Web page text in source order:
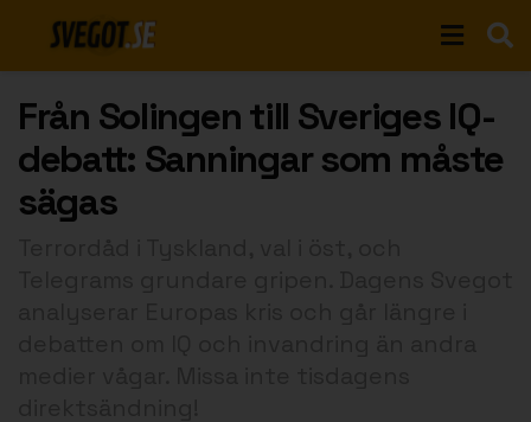
Från Solingen till Sveriges IQ-
debatt: Sanningar som måste
sägas